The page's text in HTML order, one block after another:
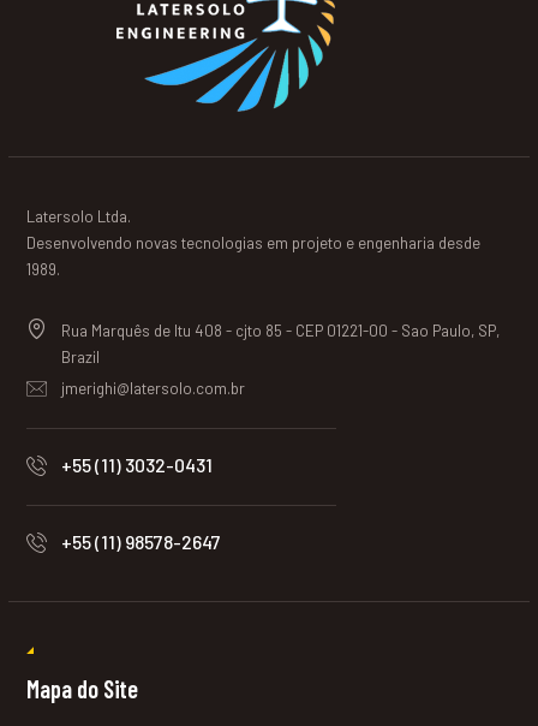
Latersolo Ltda.
Desenvolvendo novas tecnologias em projeto e engenharia desde
1989.
Rua Marquês de Itu 408 - cjto 85 - CEP 01221-00 - Sao Paulo, SP,
Brazil
jmerighi@latersolo.com.br
+55 (11) 3032-0431
+55 (11) 98578-2647
Mapa do Site